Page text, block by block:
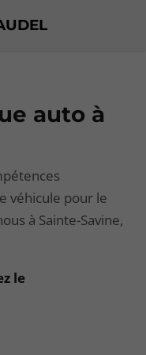
auto à
véhicule pour le
à Sainte-Savine,
le